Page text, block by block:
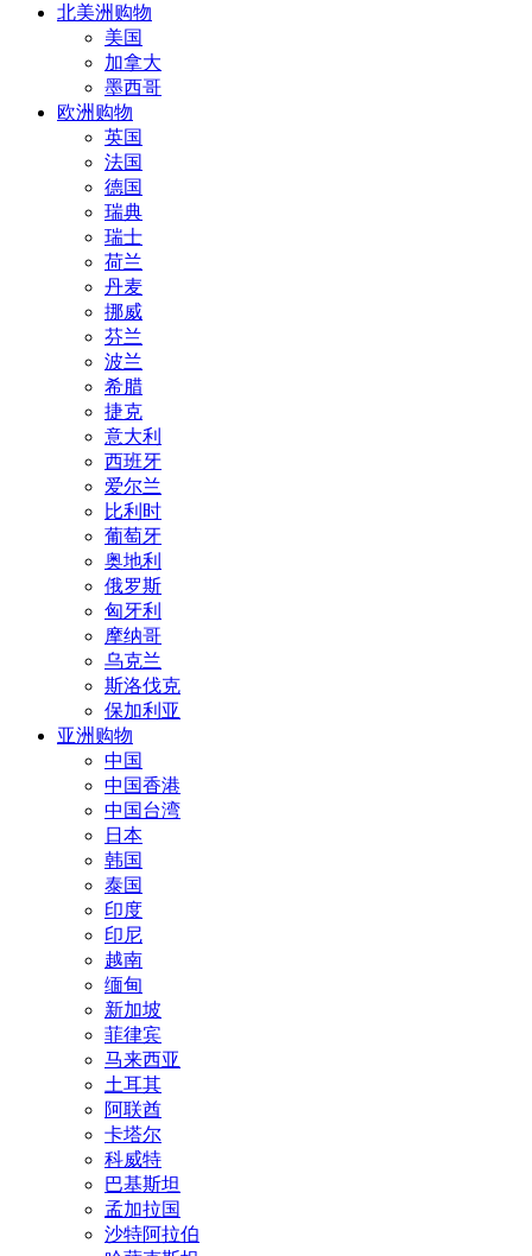
北美洲购物
美国
加拿大
墨西哥
欧洲购物
英国
法国
德国
瑞典
瑞士
荷兰
丹麦
挪威
芬兰
波兰
希腊
捷克
意大利
西班牙
爱尔兰
比利时
葡萄牙
奥地利
俄罗斯
匈牙利
摩纳哥
乌克兰
斯洛伐克
保加利亚
亚洲购物
中国
中国香港
中国台湾
日本
韩国
泰国
印度
印尼
越南
缅甸
新加坡
菲律宾
马来西亚
土耳其
阿联酋
卡塔尔
科威特
巴基斯坦
孟加拉国
沙特阿拉伯